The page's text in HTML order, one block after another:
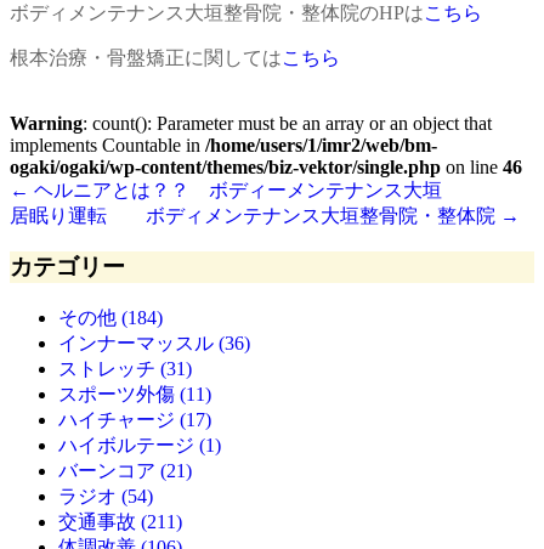
ボディメンテナンス大垣整骨院・整体院のHPはこちら
根本治療・骨盤矯正に関してはこちら
Warning: count(): Parameter must be an array or an object that
implements Countable in /home/users/1/imr2/web/bm-
ogaki/ogaki/wp-content/themes/biz-vektor/single.php on line 46
← ヘルニアとは？？ ボディーメンテナンス大垣
居眠り運転 ボディメンテナンス大垣整骨院・整体院 →
カテゴリー
その他 (184)
インナーマッスル (36)
ストレッチ (31)
スポーツ外傷 (11)
ハイチャージ (17)
ハイボルテージ (1)
バーンコア (21)
ラジオ (54)
交通事故 (211)